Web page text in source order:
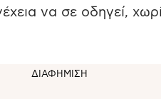
να σε οδηγεί,